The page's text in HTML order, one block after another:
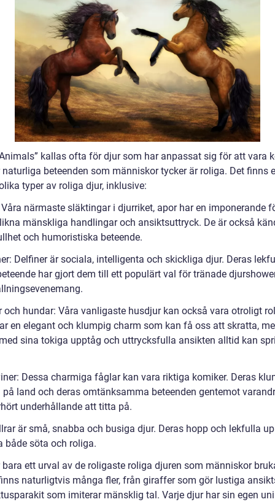
kallas ofta för djur som har anpassat sig för att vara
naturliga beteenden som människor tycker är roliga. Det finns
typer av roliga djur, inklusive:
närmaste släktingar i djurriket, apor har en imponerande
mänskliga handlingar och ansiktsuttryck. De är också
och humoristiska beteende.
Delfiner är sociala, intelligenta och skickliga djur. Deras
har gjort dem till ett populärt val för tränade
och hundar: Våra vanligaste husdjur kan också vara otroligt
en elegant och klumpig charm som kan få oss att skratta,
sina tokiga upptåg och uttrycksfulla ansikten alltid kan
Dessa charmiga fåglar kan vara riktiga komiker. Deras
land och deras omtänksamma beteenden gentemot
underhållande att titta på.
är små, snabba och busiga djur. Deras hopp och lekfulla
både söta och roliga.
bara ett urval av de roligaste roliga djuren som människor
naturligtvis många fler, från giraffer som gör lustiga
som imiterar mänsklig tal. Varje djur har sin egen